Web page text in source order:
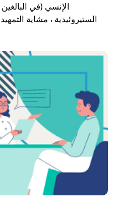
الإنسي (في
الستيروئيدية ، مشاية